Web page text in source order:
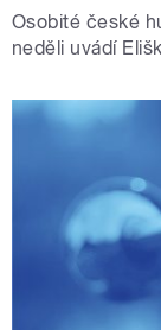
Osobité české
neděli uvádí